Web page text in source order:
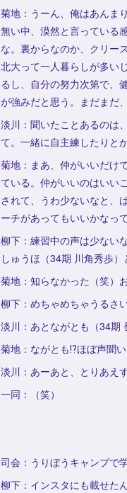
菊地：うーん、俺はあんま
無い中、漠然と言っている
な。裏からなのか、クリー
北大って一人暮らしが多い
るし、自分の努力次第で、
が強みだと思う。まだまだ
淡川：聞いたことあるのは
て。一緒に自主練したりと
菊地：まあ、仲がいいだけ
ている。仲がいいのはいい
されて、うわ少ないなと、
ーチがあってもいいかなっ
柳下：練習中の声は少ない
しゅうほ（34期 川角秀歩
菊地：知らなかった（笑）
柳下：めちゃめちゃうるさ
淡川：あとながとも（34期
菊地：ながとも⁉ほぼ声聞い
淡川：あーあと、とりあえ
一同：（笑）
司会：うりぼうキャンプで
柳下：インスタにも載せた